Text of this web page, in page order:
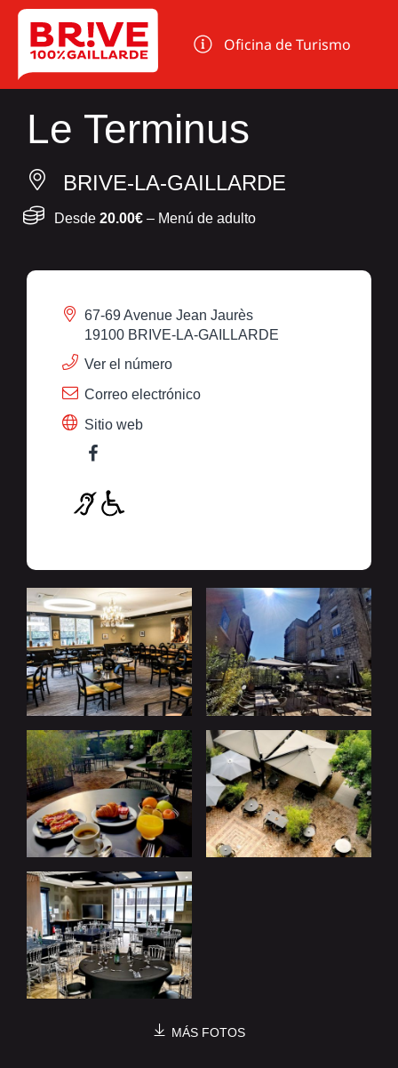
Panel de gestión de cookies
Oficina de Turismo
Le Terminus
BRIVE-LA-GAILLARDE
Desde 20.00€ – Menú de adulto
67-69 Avenue Jean Jaurès
19100 BRIVE-LA-GAILLARDE
Ver el número
Correo electrónico
Sitio web
MÁS FOTOS